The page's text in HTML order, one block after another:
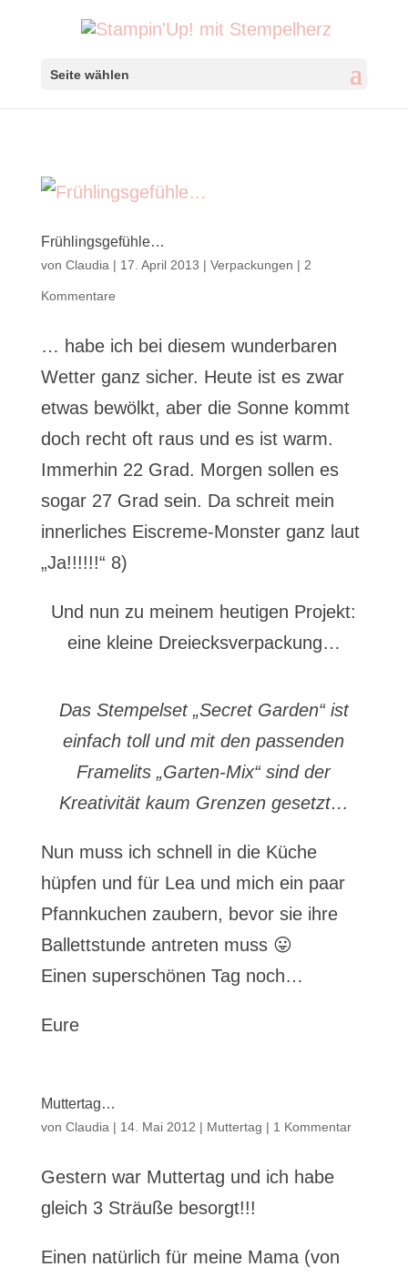
Seite wählen
Frühlingsgefühle…
von Claudia | 17. April 2013 | Verpackungen | 2
Kommentare
… habe ich bei diesem wunderbaren
Wetter ganz sicher. Heute ist es zwar
etwas bewölkt, aber die Sonne kommt
doch recht oft raus und es ist warm.
Immerhin 22 Grad. Morgen sollen es
sogar 27 Grad sein. Da schreit mein
innerliches Eiscreme-Monster ganz laut
„Ja!!!!!!“ 8)
Und nun zu meinem heutigen Projekt:
eine kleine Dreiecksverpackung…
Das Stempelset „Secret Garden“ ist
einfach toll und mit den passenden
Framelits „Garten-Mix“ sind der
Kreativität kaum Grenzen gesetzt…
Nun muss ich schnell in die Küche
hüpfen und für Lea und mich ein paar
Pfannkuchen zaubern, bevor sie ihre
Ballettstunde antreten muss 😛
Einen superschönen Tag noch…
Eure
Muttertag…
von Claudia | 14. Mai 2012 | Muttertag | 1 Kommentar
Gestern war Muttertag und ich habe
gleich 3 Sträuße besorgt!!!
Einen natürlich für meine Mama (von